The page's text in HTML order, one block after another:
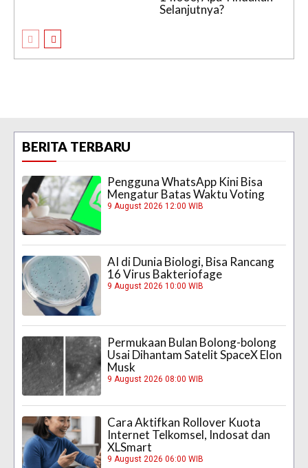
Selanjutnya?
BERITA TERBARU
Pengguna WhatsApp Kini Bisa
Mengatur Batas Waktu Voting
9 August 2026 12:00 WIB
AI di Dunia Biologi, Bisa Rancang
16 Virus Bakteriofage
9 August 2026 10:00 WIB
Permukaan Bulan Bolong-bolong
Usai Dihantam Satelit SpaceX Elon
Musk
9 August 2026 08:00 WIB
Cara Aktifkan Rollover Kuota
Internet Telkomsel, Indosat dan
XLSmart
9 August 2026 06:00 WIB